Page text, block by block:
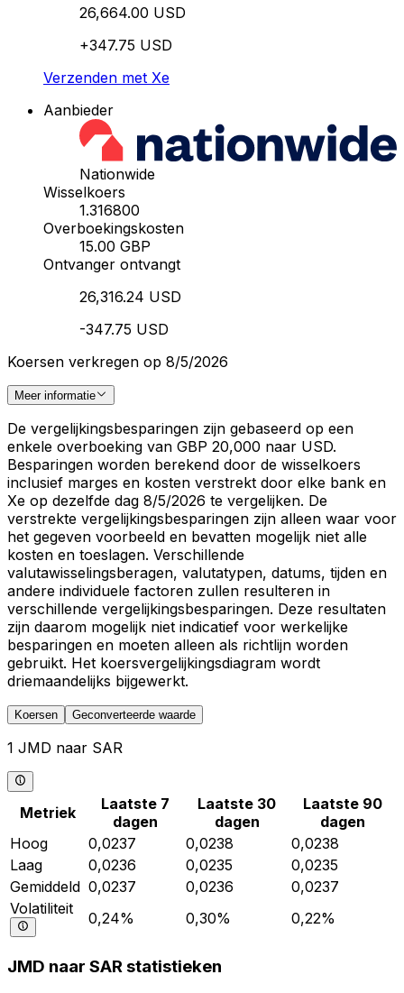
26,664.00 USD
+347.75 USD
Verzenden met Xe
Aanbieder
Nationwide
Wisselkoers
1.316800
Overboekingskosten
15.00 GBP
Ontvanger ontvangt
26,316.24 USD
-347.75 USD
Koersen verkregen op 8/5/2026
Meer informatie
De vergelijkingsbesparingen zijn gebaseerd op een
enkele overboeking van GBP 20,000 naar USD.
Besparingen worden berekend door de wisselkoers
inclusief marges en kosten verstrekt door elke bank en
Xe op dezelfde dag 8/5/2026 te vergelijken. De
verstrekte vergelijkingsbesparingen zijn alleen waar voor
het gegeven voorbeeld en bevatten mogelijk niet alle
kosten en toeslagen. Verschillende
valutawisselingsberagen, valutatypen, datums, tijden en
andere individuele factoren zullen resulteren in
verschillende vergelijkingsbesparingen. Deze resultaten
zijn daarom mogelijk niet indicatief voor werkelijke
besparingen en moeten alleen als richtlijn worden
gebruikt. Het koersvergelijkingsdiagram wordt
driemaandelijks bijgewerkt.
Koersen Geconverteerde waarde
1 JMD naar SAR
Metriek
Laatste 7
dagen
Laatste 30
dagen
Laatste 90
dagen
Hoog
0,0237 0,0238
0,0238
Laag
0,0236 0,0235
0,0235
Gemiddeld 0,0237 0,0236
0,0237
Volatiliteit
0,24% 0,30% 0,22%
JMD naar SAR statistieken